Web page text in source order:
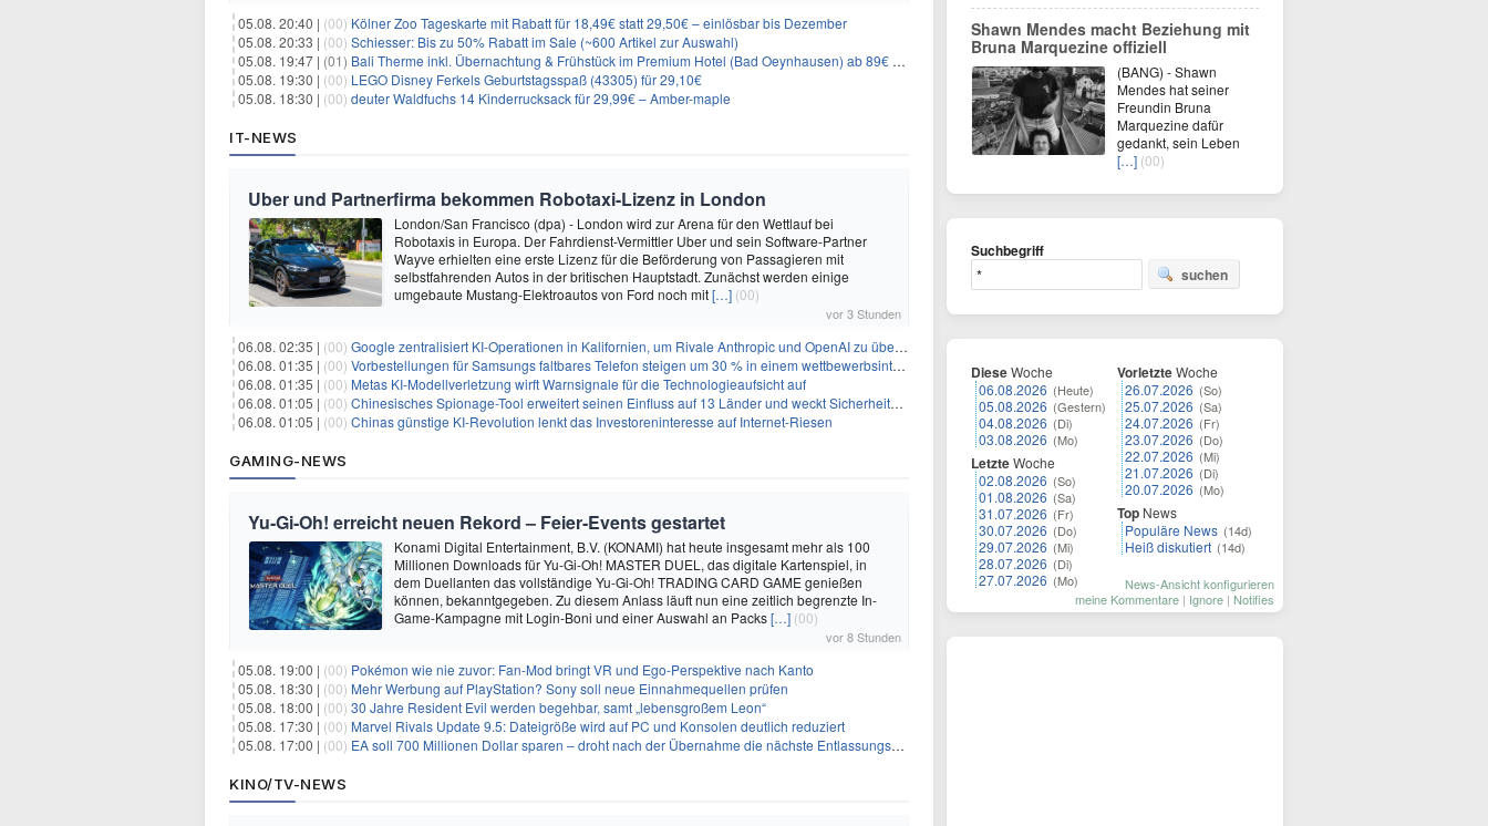
05.08. 20:40 | (00) Kölner Zoo Tageskarte mit Rabatt für 18,49€ statt 29,50€ – einlösbar bis Dezember
05.08. 20:33 | (00) Schiesser: Bis zu 50% Rabatt im Sale (~600 Artikel zur Auswahl)
05.08. 19:47 | (01) Bali Therme inkl. Übernachtung & Frühstück im Premium Hotel (Bad Oeynhausen) ab 89€ p.P.
05.08. 19:30 | (00) LEGO Disney Ferkels Geburtstagsspaß (43305) für 29,10€
05.08. 18:30 | (00) deuter Waldfuchs 14 Kinderrucksack für 29,99€ – Amber-maple
IT-NEWS
Uber und Partnerfirma bekommen Robotaxi-Lizenz in London
London/San Francisco (dpa) - London wird zur Arena für den Wettlauf bei
Robotaxis in Europa. Der Fahrdienst-Vermittler Uber und sein Software-Partner
Wayve erhielten eine erste Lizenz für die Beförderung von Passagieren mit
selbstfahrenden Autos in der britischen Hauptstadt. Zunächst werden einige
umgebaute Mustang-Elektroautos von Ford noch mit[…] (00)
vor 3 Stunden
06.08. 02:35 | (00) Google zentralisiert KI-Operationen in Kalifornien, um Rivale Anthropic und OpenAI zu überholen
06.08. 01:35 | (00) Vorbestellungen für Samsungs faltbares Telefon steigen um 30 % in einem wettbewerbsintensiven Markt
06.08. 01:35 | (00) Metas KI-Modellverletzung wirft Warnsignale für die Technologieaufsicht auf
06.08. 01:05 | (00) Chinesisches Spionage-Tool erweitert seinen Einfluss auf 13 Länder und weckt Sicherheitsbedenken
06.08. 01:05 | (00) Chinas günstige KI-Revolution lenkt das Investoreninteresse auf Internet-Riesen
GAMING-NEWS
Yu‑Gi‑Oh! erreicht neuen Rekord – Feier‑Events gestartet
Konami Digital Entertainment, B.V. (KONAMI) hat heute insgesamt mehr als 100
Millionen Downloads für Yu-Gi-Oh! MASTER DUEL, das digitale Kartenspiel, in
dem Duellanten das vollständige Yu-Gi-Oh! TRADING CARD GAME genießen
können, bekanntgegeben. Zu diesem Anlass läuft nun eine zeitlich begrenzte In-
Game-Kampagne mit Login-Boni und einer Auswahl an Packs[…] (00)
vor 8 Stunden
05.08. 19:00 | (00) Pokémon wie nie zuvor: Fan-Mod bringt VR und Ego-Perspektive nach Kanto
05.08. 18:30 | (00) Mehr Werbung auf PlayStation? Sony soll neue Einnahmequellen prüfen
05.08. 18:00 | (00) 30 Jahre Resident Evil werden begehbar, samt „lebensgroßem Leon“
05.08. 17:30 | (00) Marvel Rivals Update 9.5: Dateigröße wird auf PC und Konsolen deutlich reduziert
05.08. 17:00 | (00) EA soll 700 Millionen Dollar sparen – droht nach der Übernahme die nächste Entlassungswelle?
KINO/TV-NEWS
Shawn Mendes macht Beziehung mit
Bruna Marquezine offiziell
(BANG) - Shawn
Mendes hat seiner
Freundin Bruna
Marquezine dafür
gedankt, sein Leben
[…] (00)
Suchbegriff
suchen
DieseWoche
06.08.2026 (Heute)
05.08.2026 (Gestern)
04.08.2026 (Di)
03.08.2026 (Mo)
LetzteWoche
02.08.2026 (So)
01.08.2026 (Sa)
31.07.2026 (Fr)
30.07.2026 (Do)
29.07.2026 (Mi)
28.07.2026 (Di)
27.07.2026 (Mo)
VorletzteWoche
26.07.2026 (So)
25.07.2026 (Sa)
24.07.2026 (Fr)
23.07.2026 (Do)
22.07.2026 (Mi)
21.07.2026 (Di)
20.07.2026 (Mo)
Top News
Populäre News (14d)
Heiß diskutiert (14d)
News-Ansicht konfigurieren
meine Kommentare | Ignore | Notifies